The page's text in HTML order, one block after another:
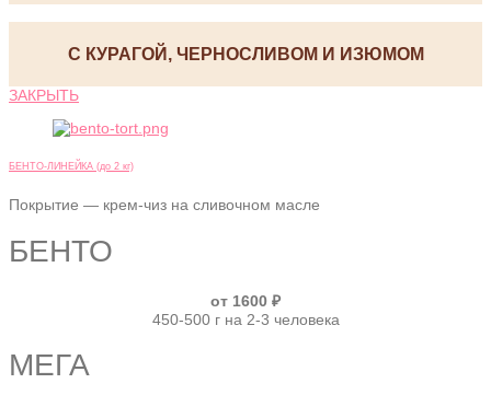
С КУРАГОЙ, ЧЕРНОСЛИВОМ И ИЗЮМОМ
ЗАКРЫТЬ
БЕНТО-ЛИНЕЙКА (до 2 кг)
Покрытие — крем-чиз на сливочном масле
БЕНТО
от 1600 ₽
450-500 г на 2-3 человека
МЕГА